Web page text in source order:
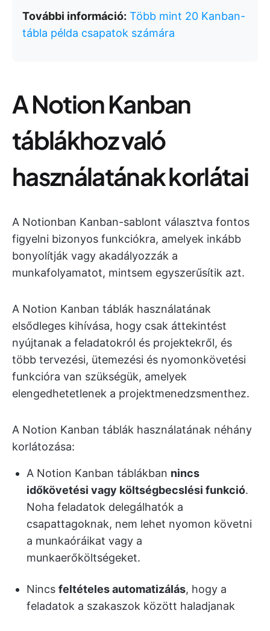
További információ: Több mint 20 Kanban-
tábla példa csapatok számára
A Notion Kanban
táblákhoz való
használatának korlátai
A Notionban Kanban-sablont választva fontos
figyelni bizonyos funkciókra, amelyek inkább
bonyolítják vagy akadályozzák a
munkafolyamatot, mintsem egyszerűsítik azt.
A Notion Kanban táblák használatának
elsődleges kihívása, hogy csak áttekintést
nyújtanak a feladatokról és projektekről, és
több tervezési, ütemezési és nyomonkövetési
funkcióra van szükségük, amelyek
elengedhetetlenek a projektmenedzsmenthez.
A Notion Kanban táblák használatának néhány
korlátozása:
A Notion Kanban táblákban nincs
időkövetési vagy költségbecslési funkció.
Noha feladatok delegálhatók a
csapattagoknak, nem lehet nyomon követni
a munkaóráikat vagy a
munkaerőköltségeket.
Nincs feltételes automatizálás, hogy a
feladatok a szakaszok között haladjanak